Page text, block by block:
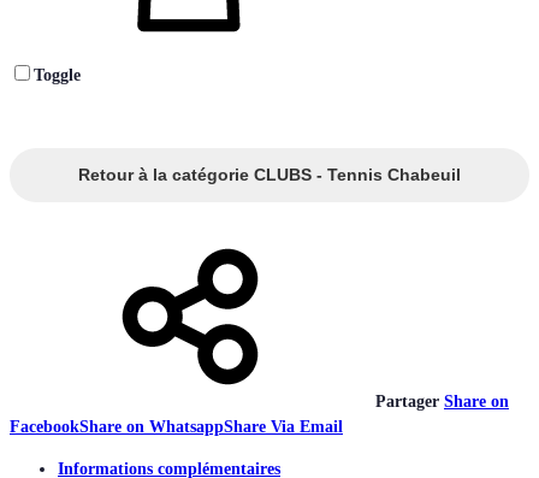
Toggle
Retour à la catégorie CLUBS - Tennis Chabeuil
Partager Share on
FacebookShare on WhatsappShare Via Email
Informations complémentaires